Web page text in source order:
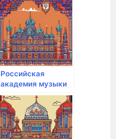
Российская
академия музыки
им. Гнесиных